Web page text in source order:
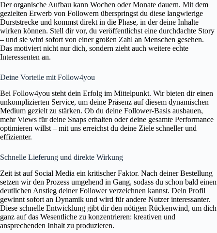
Der organische Aufbau kann Wochen oder Monate dauern. Mit dem
gezielten Erwerb von Followern überspringst du diese langwierige
Durststrecke und kommst direkt in die Phase, in der deine Inhalte
wirken können. Stell dir vor, du veröffentlichst eine durchdachte Story
– und sie wird sofort von einer großen Zahl an Menschen gesehen.
Das motiviert nicht nur dich, sondern zieht auch weitere echte
Interessenten an.
Deine Vorteile mit Follow4you
Bei Follow4you steht dein Erfolg im Mittelpunkt. Wir bieten dir einen
unkomplizierten Service, um deine Präsenz auf diesem dynamischen
Medium gezielt zu stärken. Ob du deine Follower-Basis ausbauen,
mehr Views für deine Snaps erhalten oder deine gesamte Performance
optimieren willst – mit uns erreichst du deine Ziele schneller und
effizienter.
Schnelle Lieferung und direkte Wirkung
Zeit ist auf Social Media ein kritischer Faktor. Nach deiner Bestellung
setzen wir den Prozess umgehend in Gang, sodass du schon bald einen
deutlichen Anstieg deiner Follower verzeichnen kannst. Dein Profil
gewinnt sofort an Dynamik und wird für andere Nutzer interessanter.
Diese schnelle Entwicklung gibt dir den nötigen Rückenwind, um dich
ganz auf das Wesentliche zu konzentrieren: kreativen und
ansprechenden Inhalt zu produzieren.